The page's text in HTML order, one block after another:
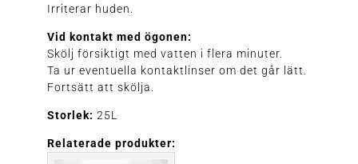
Irriterar huden.
Vid kontakt med ögonen:
Skölj försiktigt med vatten i flera minuter.
Ta ur eventuella kontaktlinser om det går lätt.
Fortsätt att skölja.
Storlek: 25L
Relaterade produkter: